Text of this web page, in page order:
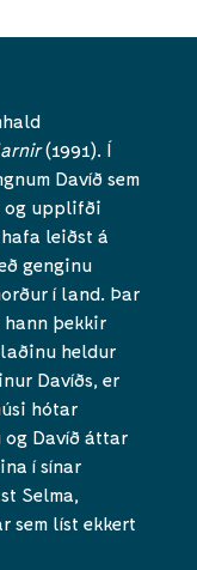
(1991). Í
Davíð sem
og upplifði
leiðst á
genginu
í land. Þar
hann þekkir
heldur
Davíðs, er
hótar
Davíð áttar
í sínar
Selma,
sem líst ekkert